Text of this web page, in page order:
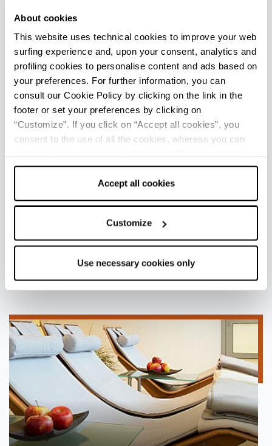
About cookies
This website uses technical cookies to improve your web
surfing experience and, upon your consent, analytics and
profiling cookies to personalise content and ads based on
your preferences. For further information, you can
consult our Cookie Policy by clicking on the link in the
footer or set your preferences by clicking on
“Customize”. If you click on “Accept all cookies”, you
consent to the use of all the cookies, whereas you can
cookies only” and only the technical cookies for the
correct functioning of the website will be used.
Accept all cookies
Customize
Use necessary cookies only
GRAND HOTEL TERME DELLA
FRATTA
CENTRO TERMALE IL
BAISTROCCHI